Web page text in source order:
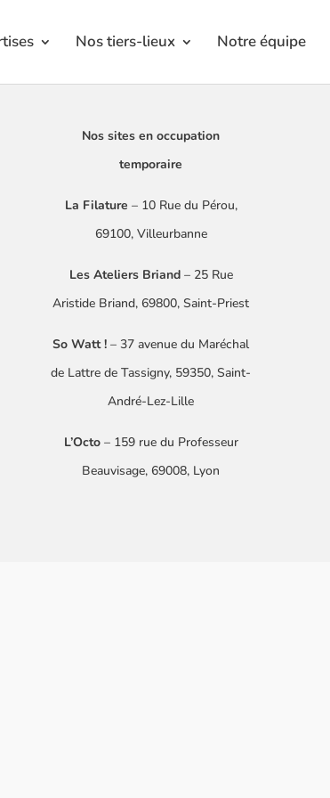
Nos tiers-lieux Notre équipe
Nos sites en occupation
temporaire
La Filature – 10 Rue du Pérou,
69100, Villeurbanne
Les Ateliers Briand– 25 Rue
Aristide Briand, 69800, Saint-Priest
So Watt ! –37 avenue du Maréchal
de Lattrede Tassigny​, 59350, Saint-
André-Lez-Lille
L’Octo– 159 rue du Professeur
Beauvisage, 69008, Lyon